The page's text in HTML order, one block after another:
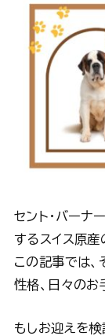
セント・バーナ
するスイス原産
この記事では、
性格、日々のお
もしお迎えを